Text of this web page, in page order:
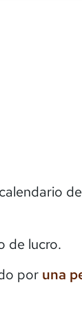
de lucro.
por una